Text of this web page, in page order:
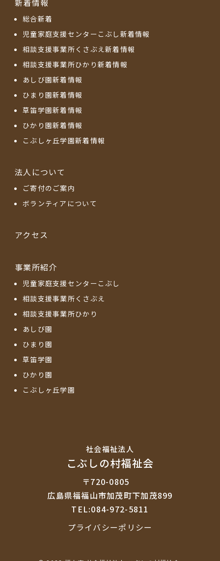
総合新着
児童家庭支援センターこぶし新着情報
相談支援事業所くさぶえ新着情報
相談支援事業所ひかり新着情報
あしび園新着情報
ひまり園新着情報
草笛学園新着情報
ひかり園新着情報
こぶしヶ丘学園新着情報
法人について
ご寄付のご案内
ボランティアについて
アクセス
事業所紹介
児童家庭支援センターこぶし
相談支援事業所くさぶえ
相談支援事業所ひかり
あしび園
ひまり園
草笛学園
ひかり園
こぶしヶ丘学園
社会福祉法⼈
こぶしの村福祉会
〒720-0805
広島県福福山市加茂町下加茂899
TEL:084-972-5811
プライバシーポリシー